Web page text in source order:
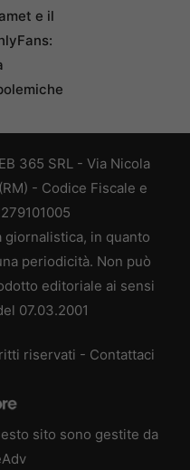
e il
365 SRL - Via Nicola
- Codice Fiscale e
giornalistica, in quanto
periodicità. Non può
editoriale ai sensi
07.03.2001
riservati - Contattaci
sito sono gestite da